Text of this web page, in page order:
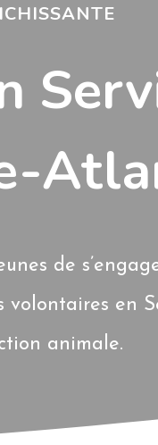
de
volontaires en
animale.